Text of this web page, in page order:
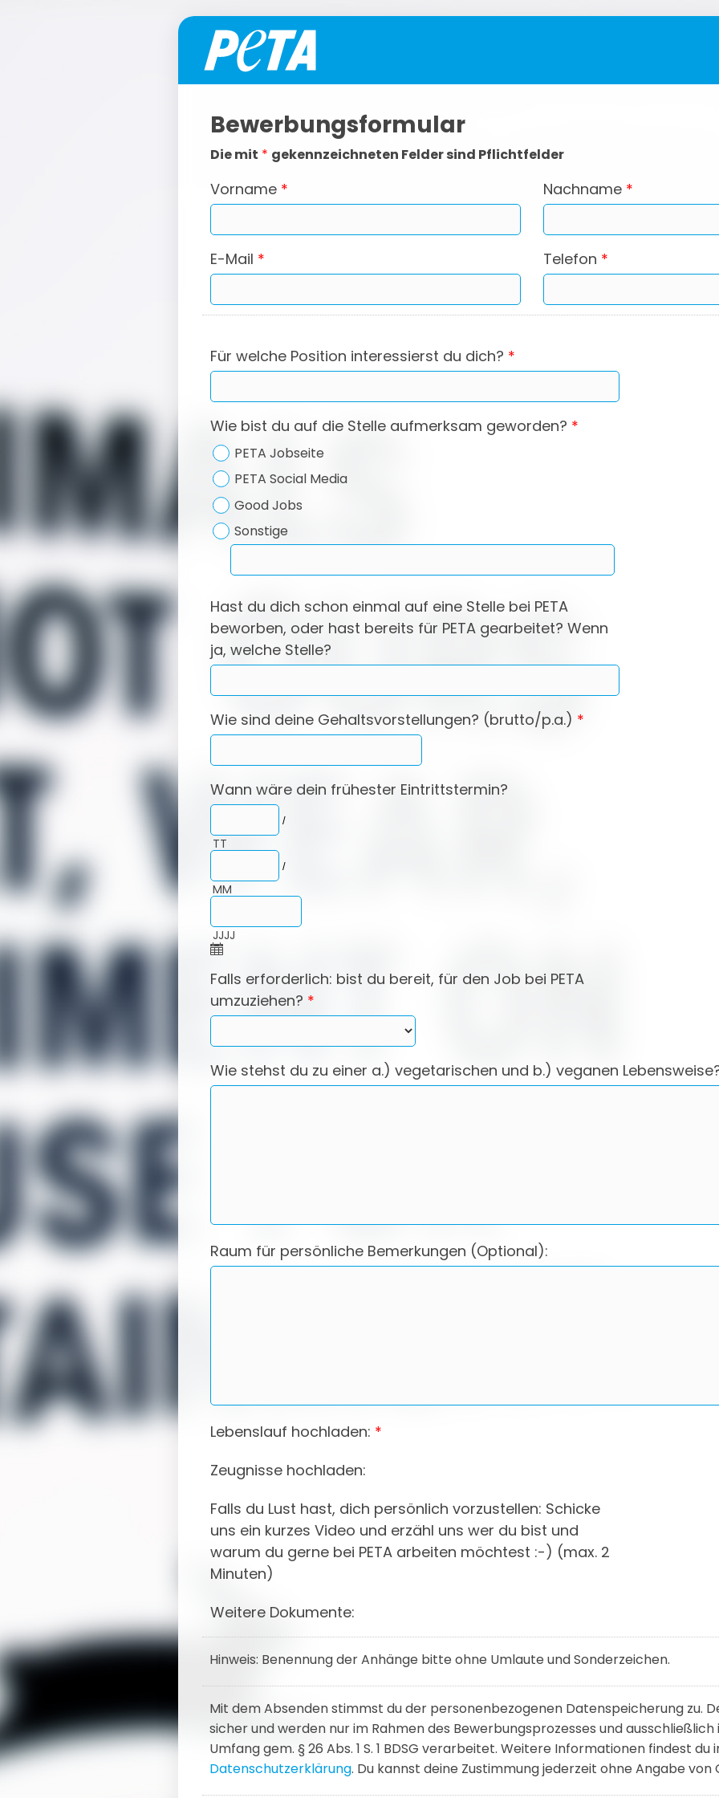
Bewerbungsformular
Die mit * gekennzeichneten Felder sind Pflichtfelder
Vorname * Nachname *
E-Mail * Telefon *
Für welche Position interessierst du dich? *
Wie bist du auf die Stelle aufmerksam geworden? *
PETA Jobseite
PETA Social Media
Good Jobs
Sonstige
Hast du dich schon einmal auf eine Stelle bei PETA
beworben, oder hast bereits für PETA gearbeitet? Wenn
ja, welche Stelle?
Wie sind deine Gehaltsvorstellungen? (brutto/p.a.) *
Wann wäre dein frühester Eintrittstermin?
/
TT
/
MM
JJJJ
Falls erforderlich: bist du bereit, für den Job bei PETA
umzuziehen? *
Wie stehst du zu einer a.) vegetarischen und b.) veganen
Raum für persönliche Bemerkungen (Optional):
Lebenslauf hochladen: *
Zeugnisse hochladen:
Falls du Lust hast, dich persönlich vorzustellen: Schicke
uns ein kurzes Video und erzähl uns wer du bist und
warum du gerne bei PETA arbeiten möchtest :-) (max. 2
Minuten)
Weitere Dokumente:
Hinweis: Benennung der Anhänge bitte ohne Umlaute und Sonderzeichen.
Mit dem Absenden stimmst du der personenbezogenen Datenspeicherung zu.
sicher und werden nur im Rahmen des Bewerbungsprozesses und
Umfang gem. § 26 Abs. 1 S. 1 BDSG verarbeitet. Weitere Informationen findest du
Datenschutzerklärung. Du kannst deine Zustimmung jederzeit ohne Angabe